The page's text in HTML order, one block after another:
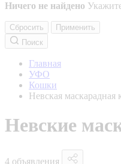
Ничего не найдено
Сбросить
Применить
Поиск
Главная
УФО
Кошки
Невская маскарадная
Невские
4 объявления